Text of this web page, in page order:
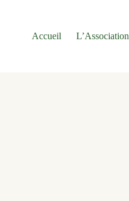
Accueil L’Association